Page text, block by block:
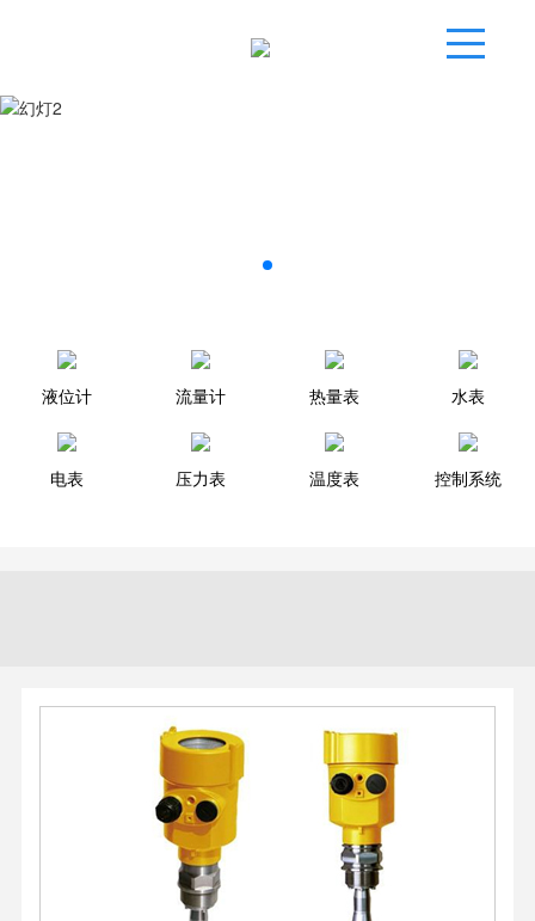
液位计 流量计 热量表 水表
电表 压力表 温度表 控制系统